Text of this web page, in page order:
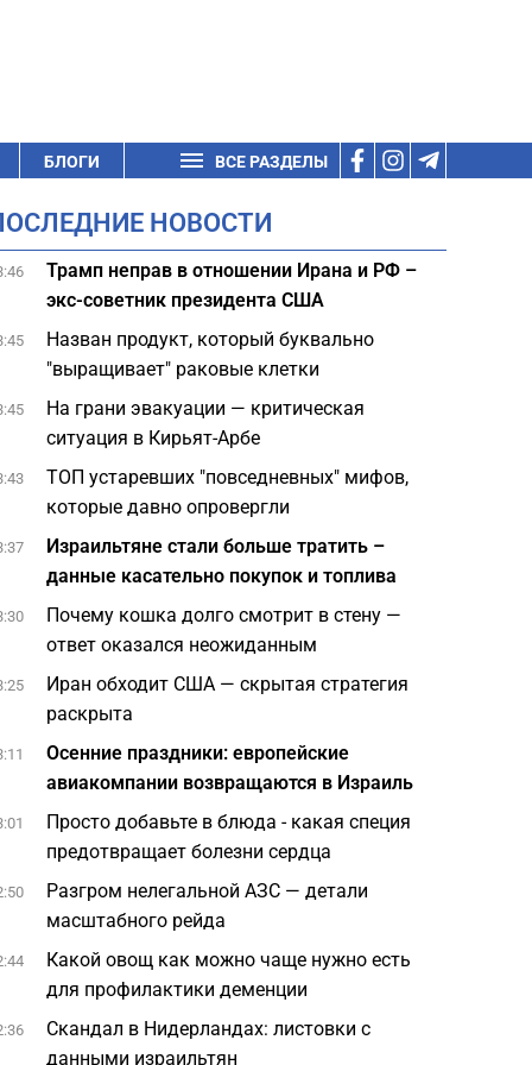
БЛОГИ ВСЕ РАЗДЕЛЫ
НОВОСТИ
Трамп неправ в отношении Ирана и РФ –
экс-советник президента США
Назван продукт, который буквально
"выращивает" раковые клетки
На грани эвакуации — критическая
ситуация в Кирьят-Арбе
ТОП устаревших "повседневных" мифов,
которые давно опровергли
Израильтяне стали больше тратить –
данные касательно покупок и топлива
Почему кошка долго смотрит в стену —
ответ оказался неожиданным
Иран обходит США — скрытая стратегия
раскрыта
Осенние праздники: европейские
авиакомпании возвращаются в Израиль
Просто добавьте в блюда - какая специя
предотвращает болезни сердца
Разгром нелегальной АЗС — детали
масштабного рейда
Какой овощ как можно чаще нужно есть
для профилактики деменции
Скандал в Нидерландах: листовки с
данными израильтян